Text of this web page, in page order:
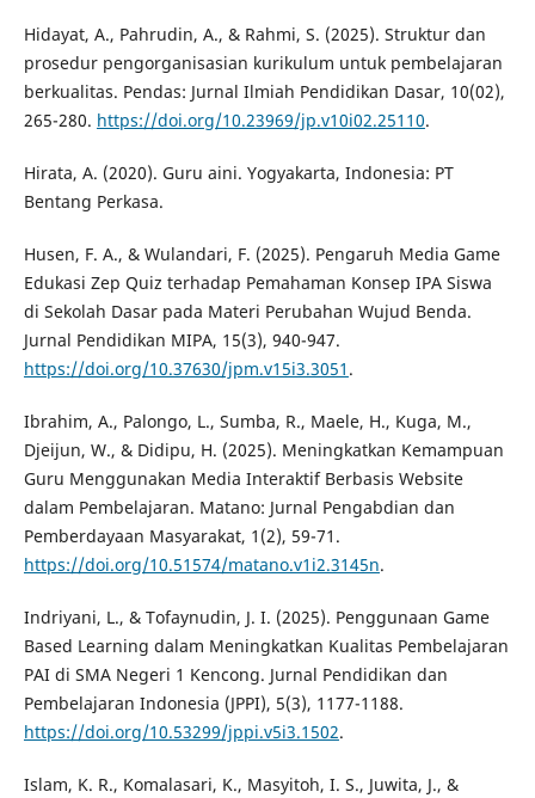
Hidayat, A., Pahrudin, A., & Rahmi, S. (2025). Struktur dan
prosedur pengorganisasian kurikulum untuk pembelajaran
berkualitas. Pendas: Jurnal Ilmiah Pendidikan Dasar, 10(02),
265-280. https://doi.org/10.23969/jp.v10i02.25110.
Hirata, A. (2020). Guru aini. Yogyakarta, Indonesia: PT
Bentang Perkasa.
Husen, F. A., & Wulandari, F. (2025). Pengaruh Media Game
Edukasi Zep Quiz terhadap Pemahaman Konsep IPA Siswa
di Sekolah Dasar pada Materi Perubahan Wujud Benda.
Jurnal Pendidikan MIPA, 15(3), 940-947.
https://doi.org/10.37630/jpm.v15i3.3051 .
Ibrahim, A., Palongo, L., Sumba, R., Maele, H., Kuga, M.,
Djeijun, W., & Didipu, H. (2025). Meningkatkan Kemampuan
Guru Menggunakan Media Interaktif Berbasis Website
dalam Pembelajaran. Matano: Jurnal Pengabdian dan
Pemberdayaan Masyarakat, 1(2), 59-71.
https://doi.org/10.51574/matano.v1i2.3145n.
Indriyani, L., & Tofaynudin, J. I. (2025). Penggunaan Game
Based Learning dalam Meningkatkan Kualitas Pembelajaran
PAI di SMA Negeri 1 Kencong. Jurnal Pendidikan dan
Pembelajaran Indonesia (JPPI), 5(3), 1177-1188.
https://doi.org/10.53299/jppi.v5i3.1502.
Islam, K. R., Komalasari, K., Masyitoh, I. S., Juwita, J., &